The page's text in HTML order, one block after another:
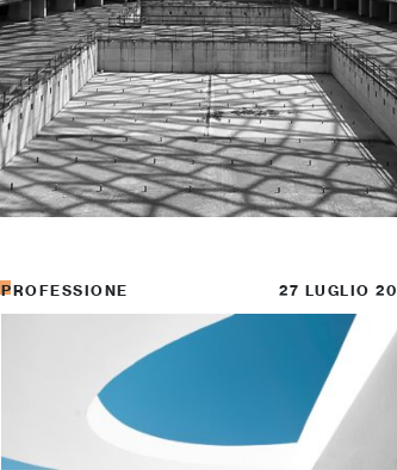
PROFESSIONE 27 LUGLIO